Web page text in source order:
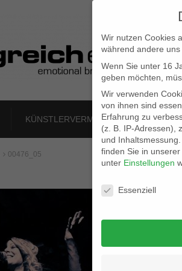
KÜNSTLERVERMITTLUNG
 00476_05
Wir nutzen Cookies
während andere
Wenn Sie unter 16
geben möchten,
Wir verwenden
von ihnen sind
Erfahrung zu
(z. B. IP-Adressen),
und Inhaltsmessung.
finden Sie in unserer
unter Einstellungen
Essenziell